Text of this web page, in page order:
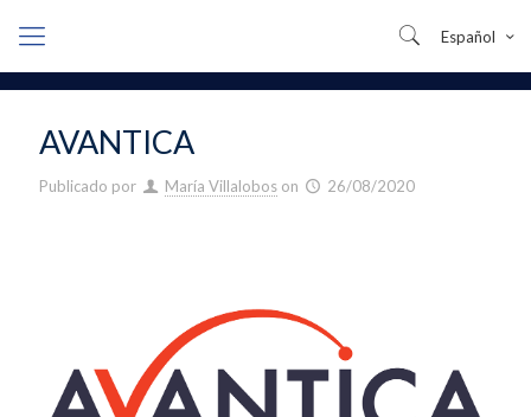
Español
AVANTICA
Publicado por María Villalobos on 26/08/2020